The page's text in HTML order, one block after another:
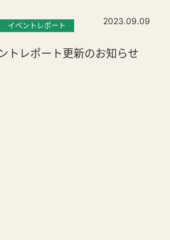
イベントレポート 2023.09.09
トレポート更新のお知らせ